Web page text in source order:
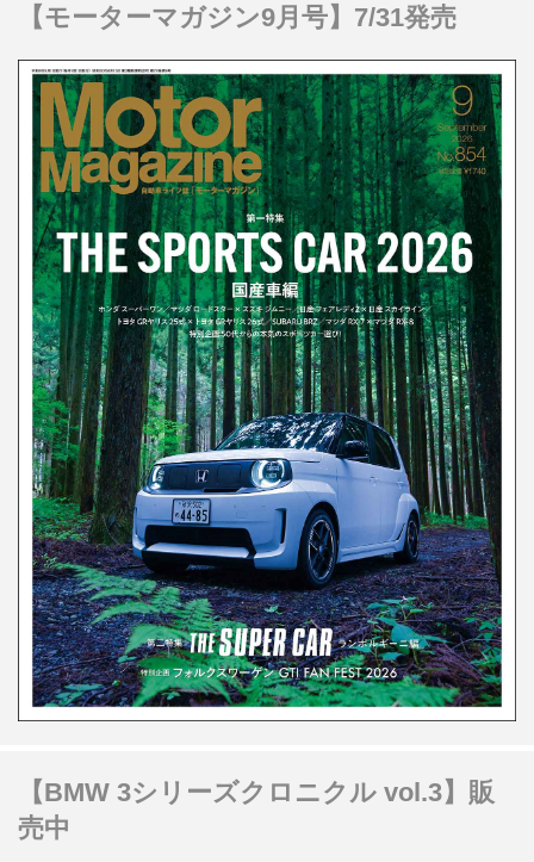
【モーターマガジン9月号】7/31発売
【BMW 3シリーズクロニクル vol.3】販
売中